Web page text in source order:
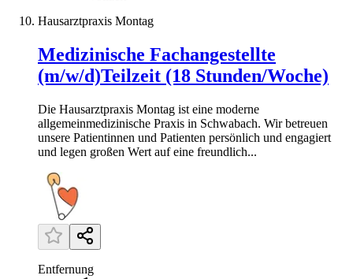
Hausarztpraxis Montag
Medizinische Fachangestellte
(m/w/d)Teilzeit (18 Stunden/Woche)
Die Hausarztpraxis Montag ist eine moderne
allgemeinmedizinische Praxis in Schwabach. Wir betreuen
unsere Patientinnen und Patienten persönlich und engagiert
und legen großen Wert auf eine freundlich...
Entfernung